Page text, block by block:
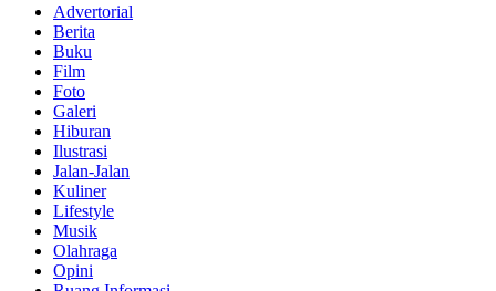
Advertorial
Berita
Buku
Film
Foto
Galeri
Hiburan
Ilustrasi
Jalan-Jalan
Kuliner
Lifestyle
Musik
Olahraga
Opini